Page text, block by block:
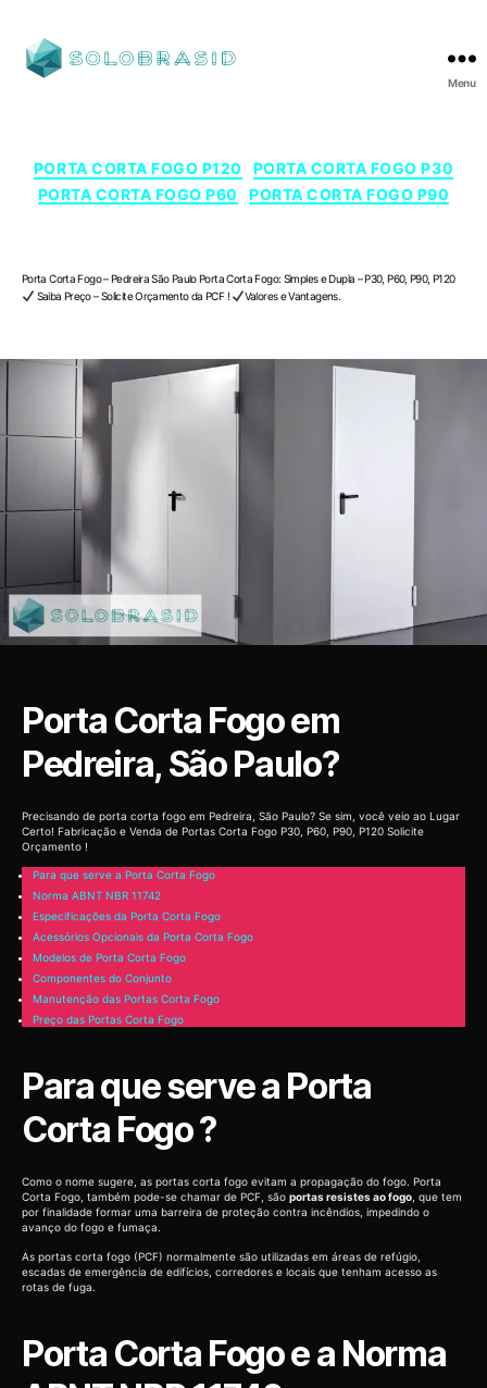
Menu
PORTA CORTA FOGO P120
PORTA CORTA FOGO P30
PORTA CORTA FOGO P60
PORTA CORTA FOGO P90
Porta Corta Fogo – Pedreira São Paulo Porta Corta Fogo: Simples e Dupla – P30, P60, P90, P120
Saiba Preço – Solicite Orçamento da PCF !
Valores e Vantagens.
Porta Corta Fogo em
Pedreira, São Paulo?
Precisando de porta corta fogo em Pedreira, São Paulo? Se sim, você veio ao Lugar
Certo! Fabricação e Venda de Portas Corta Fogo P30, P60, P90, P120 Solicite
Orçamento !
Para que serve a Porta Corta Fogo
Norma ABNT NBR 11742
Especificações da Porta Corta Fogo
Acessórios Opcionais da Porta Corta Fogo
Modelos de Porta Corta Fogo
Componentes do Conjunto
Manutenção das Portas Corta Fogo
Preço das Portas Corta Fogo
Para que serve a Porta
Corta Fogo ?
Como o nome sugere, as portas corta fogo evitam a propagação do fogo. Porta
Corta Fogo, também pode-se chamar de PCF, são portas resistes ao fogo , que tem
por finalidade formar uma barreira de proteção contra incêndios, impedindo o
avanço do fogo e fumaça.
As portas corta fogo (PCF) normalmente são utilizadas em áreas de refúgio,
escadas de emergência de edifícios, corredores e locais que tenham acesso as
rotas de fuga.
Porta Corta Fogo e a Norma